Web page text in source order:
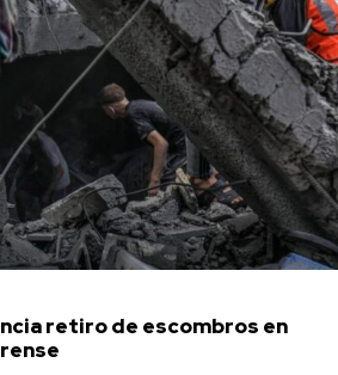
retiro de escombros en